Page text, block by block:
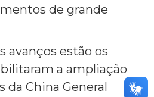
de grande
avanços estão os
a ampliação
China General